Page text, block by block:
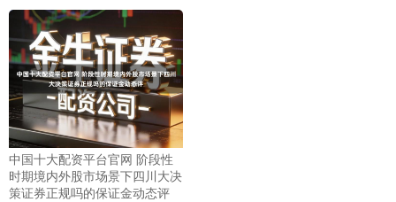
中国十大配资平台官网 阶段性
时期境内外股市场景下四川大决
策证券正规吗的保证金动态评
创业板指 3515.56